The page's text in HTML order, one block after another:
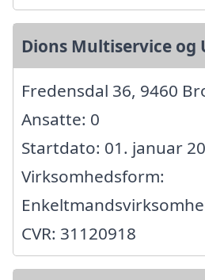
Dions Multiservice og
Fredensdal 36, 9460
Ansatte: 0
Startdato: 01. januar
Virksomhedsform:
CVR: 31120918